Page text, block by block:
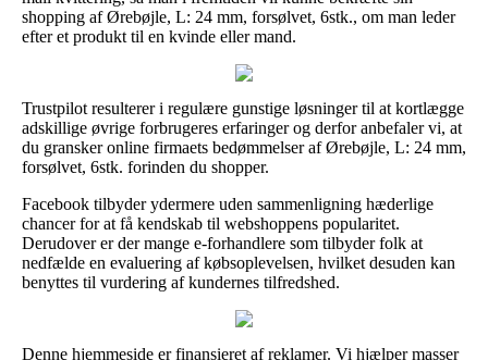
shopping af Ørebøjle, L: 24 mm, forsølvet, 6stk., om man leder
efter et produkt til en kvinde eller mand.
Trustpilot resulterer i regulære gunstige løsninger til at kortlægge
adskillige øvrige forbrugeres erfaringer og derfor anbefaler vi, at
du gransker online firmaets bedømmelser af Ørebøjle, L: 24 mm,
forsølvet, 6stk. forinden du shopper.
Facebook tilbyder ydermere uden sammenligning hæderlige
chancer for at få kendskab til webshoppens popularitet.
Derudover er der mange e-forhandlere som tilbyder folk at
nedfælde en evaluering af købsoplevelsen, hvilket desuden kan
benyttes til vurdering af kundernes tilfredshed.
Denne hjemmeside er finansieret af reklamer. Vi hjælper masser